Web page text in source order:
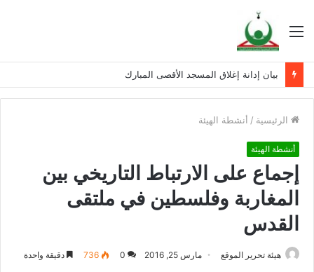
القائمة
بيان إدانة إغلاق المسجد الأقصى المبارك
الرئيسية / أنشطة الهيئة
أنشطة الهيئة
إجماع على الارتباط التاريخي بين
المغاربة وفلسطين في ملتقى
القدس
هيئة تحرير الموقع مارس 25, 2016 0
736 دقيقة واحدة